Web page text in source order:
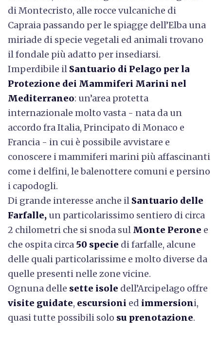
di Montecristo, alle rocce vulcaniche di
Capraia passando per le spiagge dell’Elba una
miriade di specie vegetali ed animali trovano
il fondale più adatto per insediarsi.
Imperdibile il Santuario di Pelago per la
Protezione dei Mammiferi Marini nel
Mediterraneo: un’area protetta
internazionale molto vasta - nata da un
accordo fra Italia, Principato di Monaco e
Francia - in cui è possibile avvistare e
conoscere i mammiferi marini più affascinanti
come i delfini, le balenottere comuni e persino
i capodogli.
Di grande interesse anche il Santuario delle
Farfalle, un particolarissimo sentiero di circa
2 chilometri che si snoda sul Monte Perone e
che ospita circa 50 specie di farfalle, alcune
delle quali particolarissime e molto diverse da
quelle presenti nelle zone vicine.
Ognuna delle sette isole dell’Arcipelago offre
visite guidate, escursioni ed immersioni,
quasi tutte possibili solo su prenotazione.